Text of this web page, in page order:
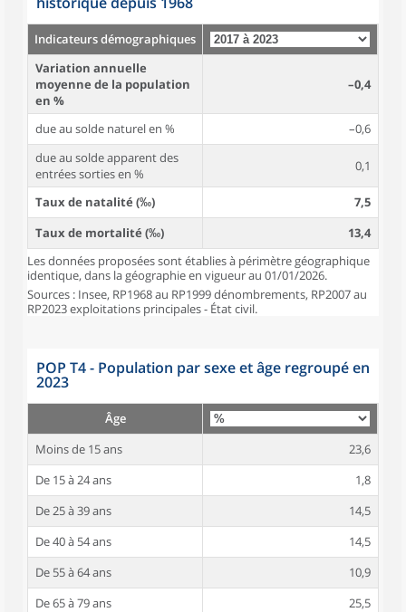
Indicateurs démographiques
Variation annuelle
moyenne de la population
en %
–0,4
due au solde naturel en %
–0,6
due au solde apparent des
entrées sorties en %
0,1
Taux de natalité (‰)
7,5
Taux de mortalité (‰)
13,4
Les données proposées sont établies à périmètre géographique
identique, dans la géographie en vigueur au 01/01/2026.
Sources : Insee, RP1968 au RP1999 dénombrements, RP2007 au
RP2023 exploitations principales - État civil.
POP T4 - Population par sexe et âge regroupé en
2023
Âge
Moins de 15 ans
23,6
De 15 à 24 ans
1,8
De 25 à 39 ans
14,5
De 40 à 54 ans
14,5
De 55 à 64 ans
10,9
De 65 à 79 ans
25,5